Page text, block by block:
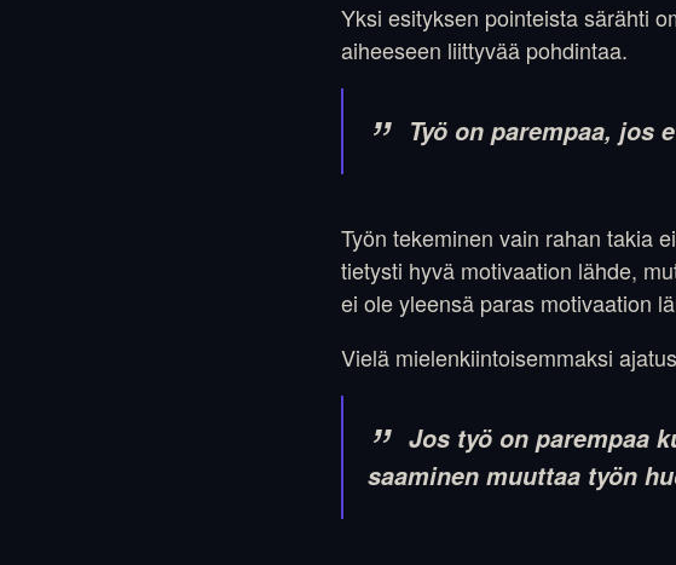
Yksi esityksen pointeista särähti
aiheeseen liittyvää pohdintaa.
Työ on parempaa, jos
Työn tekeminen vain rahan takia
tietysti hyvä motivaation lähde,
ei ole yleensä paras motivaation
Vielä mielenkiintoisemmaksi
Jos työ on parempaa
saaminen muuttaa työn